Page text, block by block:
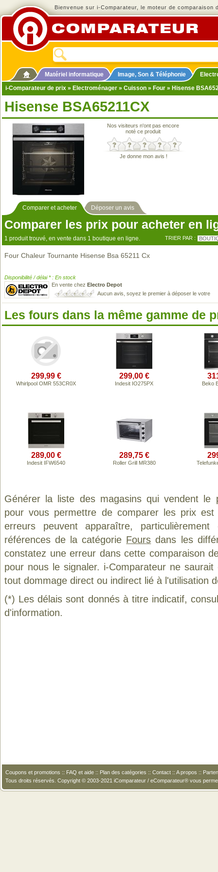
Bienvenue sur i-Comparateur, le moteur de comparaison
Matériel informatique Image, Son & Téléphonie
i-Comparateur de prix » Electroménager » Cuisson » Four » Hisense
Hisense BSA65211CX
Nos visiteurs n'ont pas encore
noté ce produit
Je donne mon avis !
Comparer et acheter Déposer un avis
Comparer les prix pour acheter en
1 produit trouvé, en vente dans 1 boutique en ligne. TRIER PAR :
Four Chaleur Tournante Hisense Bsa 65211 Cx
Disponibilité / délai * : En stock
En vente chez Electro Depot
Aucun avis, soyez le premier à déposer le votre
Les fours dans la même gamme de
299,99 €
Whirlpool OMR 553CR0X
299,00 €
Indesit IO275PX Beko
289,00 €
Indesit IFW6540
289,75 €
Roller Grill MR380
Générer la liste des magasins qui vendent le
pour vous permettre de comparer les prix
erreurs peuvent apparaître,
références de la catégorie Fours dans les
constatez une erreur dans cette comparaison
pour nous le signaler. i-Comparateur ne
tout dommage direct ou indirect lié à l'utilisation
(*) Les délais sont donnés à titre indicatif,
d'information.
Coupons et promotions :: FAQ et aide :: Plan des catégories :: Contact :: A propos ::
Tous droits réservés. Copyright © 2003-2021 iComparateur / eComparateur® vous